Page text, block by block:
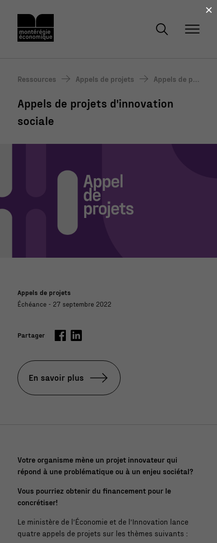
Ressources Appels de projets
Appels de pro
tion sociale
Appels de projets d'innovation
sociale
Appels de projets
Échéance - 27 septembre 2022
Partager
En savoir plus
Votre organisme mène un projet innovateur qui
répond à une problématique ou à un enjeu sociétal?
Vous pourriez obtenir du financement pour le
concrétiser!
Le ministère de l’Économie et de l’Innovation lance
quatre appels de projets sur les thèmes suivants :
×